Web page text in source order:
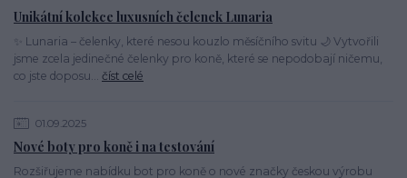
Unikátní kolekce luxusních čelenek Lunaria
✨ Lunaria – čelenky, které nesou kouzlo měsíčního svitu 🌙 Vytvořili
jsme zcela jedinečné čelenky pro koně, které se nepodobají ničemu,
co jste doposu... číst celé
01.09.2025
Nové boty pro koně i na testování
Rozšiřujeme nabídku bot pro koně o nové značky českou výrobu